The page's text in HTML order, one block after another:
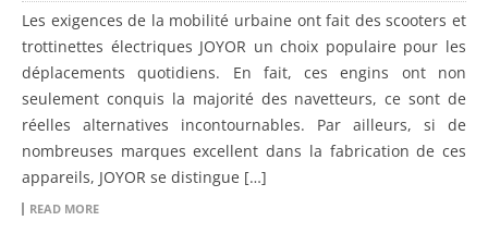
Les exigences de la mobilité urbaine ont fait des scooters et
trottinettes électriques JOYOR un choix populaire pour les
déplacements quotidiens. En fait, ces engins ont non
seulement conquis la majorité des navetteurs, ce sont de
réelles alternatives incontournables. Par ailleurs, si de
nombreuses marques excellent dans la fabrication de ces
appareils, JOYOR se distingue […]
READ MORE